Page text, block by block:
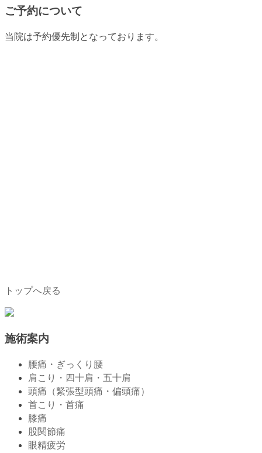
ご予約について
当院は予約優先制となっております。
トップへ戻る
施術案内
腰痛・ぎっくり腰
肩こり・四十肩・五十肩
頭痛（緊張型頭痛・偏頭痛）
首こり・首痛
膝痛
股関節痛
眼精疲労